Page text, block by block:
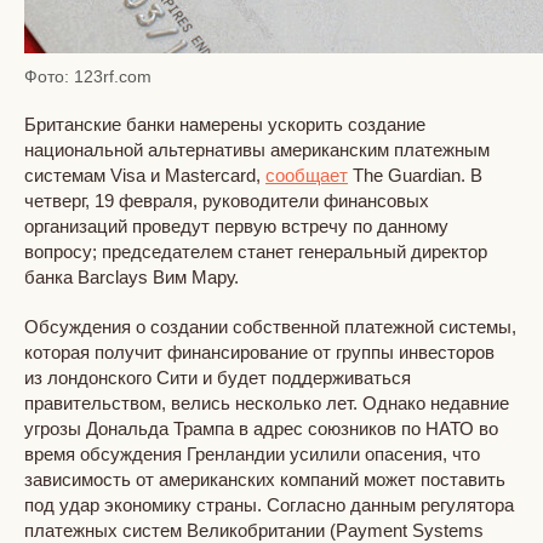
Фото: 123rf.com
Британские банки намерены ускорить создание
национальной альтернативы американским платежным
системам Visa и Mastercard, сообщает The Guardian. В
четверг, 19 февраля, руководители финансовых
организаций проведут первую встречу по данному
вопросу; председателем станет генеральный директор
банка Barclays Вим Мару.
Обсуждения о создании собственной платежной системы,
которая получит финансирование от группы инвесторов
из лондонского Сити и будет поддерживаться
правительством, велись несколько лет. Однако недавние
угрозы Дональда Трампа в адрес союзников по НАТО во
время обсуждения Гренландии усилили опасения, что
зависимость от американских компаний может поставить
под удар экономику страны. Согласно данным регулятора
платежных систем Великобритании (Payment Systems